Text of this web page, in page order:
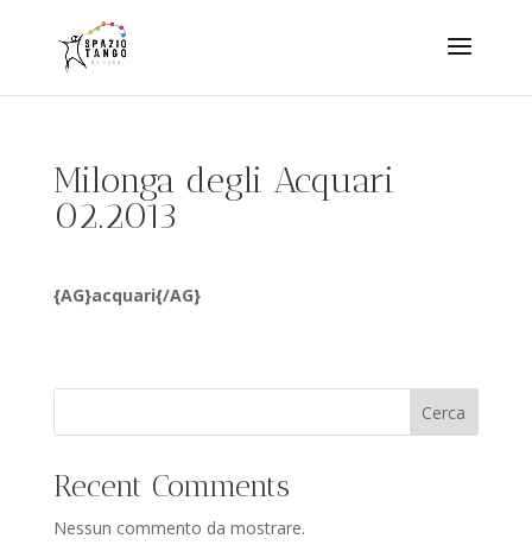
Milonga degli Acquari
02.2013
{AG}acquari{/AG}
Cerca
Recent Comments
Nessun commento da mostrare.